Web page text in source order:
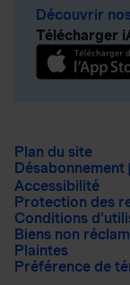
Découvrir
Télécharger
Plan du site
Désabonnement
Accessibilité
Protection des
Conditions
Biens non
Plaintes
Préférence de